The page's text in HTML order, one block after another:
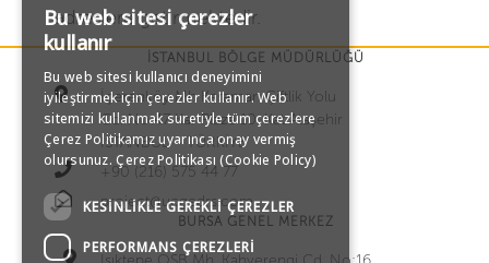
adreslere getirmektedir.
BURSA GENEL MERKEZ
İSTANBUL BÖLGE MÜDÜRLÜĞÜ
İçerenköy Mh Karaman Çiftlik Yolu
Cd. No:47 Kar Plaza 10. Kat Ataşehir
İSTANBUL – TÜRKİYE
+90 (216) 575 44 77
project@ucgedrs.com
GERMAN
Bu web sitesi çerezler
kullanır
Bu web sitesi kullanıcı deneyimini
iyileştirmek için çerezler kullanır. Web
sitemizi kullanmak suretiyle tüm çerezlere
Çerez Politikamız uyarınca onay vermiş
olursunuz. Çerez Politikası (Cookie Policy)
KESINLIKLE GEREKLI ÇEREZLER
PERFORMANS ÇEREZLERI